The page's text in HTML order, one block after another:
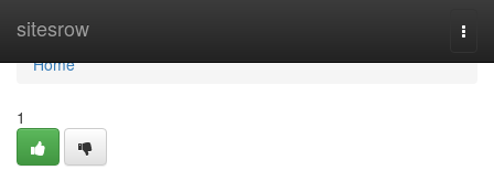
sitesrow
Home
Home
1